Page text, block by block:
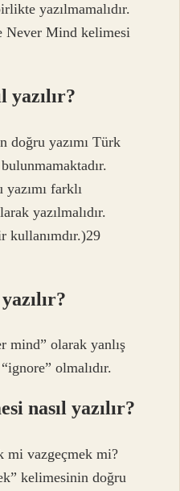
yazılmamalıdır.
Mind kelimesi
yazılır?
doğru yazımı Türk
farklı
yazılmalıdır.
kullanımdır.)29
mind” olarak yanlış
olmalıdır.
nasıl yazılır?
mi vazgeçmek mi?
kelimesinin doğru